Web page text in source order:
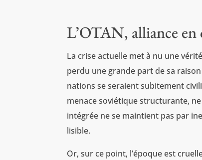
L’OTAN, alliance en
La crise actuelle met à nu une
perdu une grande part de sa
nations se seraient subitement
menace soviétique structurante,
intégrée ne se maintient pas par
lisible.
Or, sur ce point, l’époque est